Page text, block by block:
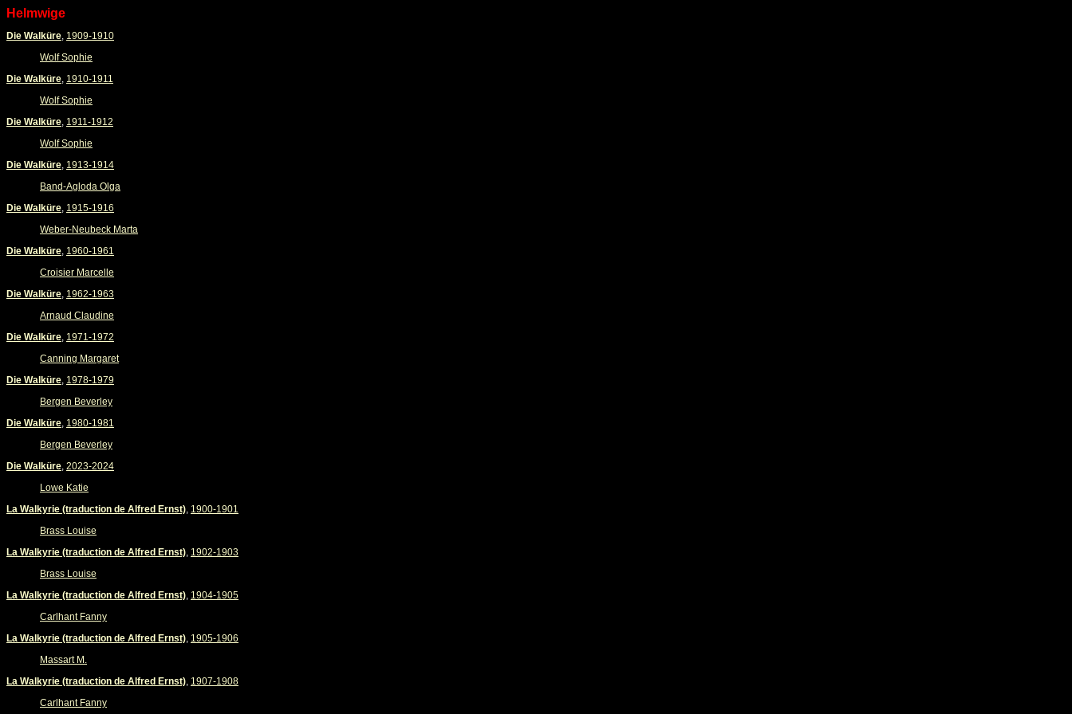
Helmwige
Die Walküre, 1909-1910
Wolf Sophie
Die Walküre, 1910-1911
Wolf Sophie
Die Walküre, 1911-1912
Wolf Sophie
Die Walküre, 1913-1914
Band-Agloda Olga
Die Walküre, 1915-1916
Weber-Neubeck Marta
Die Walküre, 1960-1961
Croisier Marcelle
Die Walküre, 1962-1963
Arnaud Claudine
Die Walküre, 1971-1972
Canning Margaret
Die Walküre, 1978-1979
Bergen Beverley
Die Walküre, 1980-1981
Bergen Beverley
Die Walküre, 2023-2024
Lowe Katie
La Walkyrie (traduction de Alfred Ernst), 1900-1901
Brass Louise
La Walkyrie (traduction de Alfred Ernst), 1902-1903
Brass Louise
La Walkyrie (traduction de Alfred Ernst), 1904-1905
Carlhant Fanny
La Walkyrie (traduction de Alfred Ernst), 1905-1906
Massart M.
La Walkyrie (traduction de Alfred Ernst), 1907-1908
Carlhant Fanny